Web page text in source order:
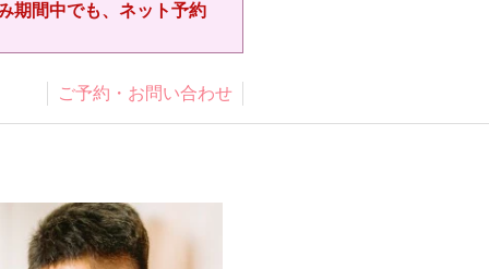
期間中でも、ネット予約
ご予約・お問い合わせ